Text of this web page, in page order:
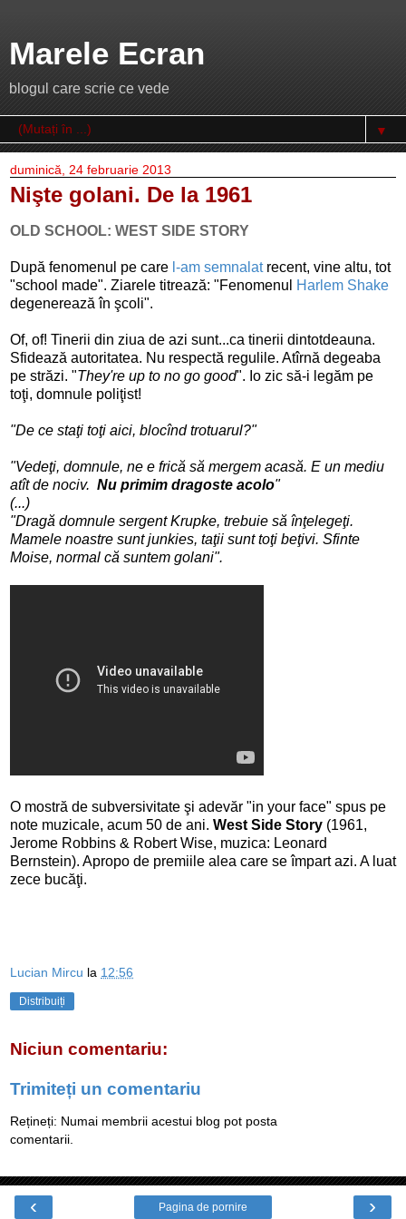
Marele Ecran
blogul care scrie ce vede
▼
duminică, 24 februarie 2013
Nişte golani. De la 1961
OLD SCHOOL: WEST SIDE STORY
După fenomenul pe care l-am semnalatrecent, vine altu, tot
"school made". Ziarele titrează: "Fenomenul
Harlem Shake
degenerează în şcoli".
Of, of! Tinerii din ziua de azi sunt...ca tinerii dintotdeauna.
Sfidează autoritatea. Nu respectă regulile. Atîrnă degeaba
pe străzi. "They're up to no go good". Io zic să-i legăm pe
toţi, domnule poliţist!
"De ce staţi toţi aici, blocînd trotuarul?"
"Vedeţi, domnule, ne e frică să mergem acasă. E un mediu
atît de nociv. Nu primim dragoste acolo"
(...)
"Dragă domnule sergent Krupke, trebuie să înţelegeţi.
Mamele noastre sunt junkies, taţii sunt toţi beţivi. Sfinte
Moise, normal că suntem golani".
O mostră de subversivitate şi adevăr "in your face" spus pe
note muzicale, acum 50 de ani. West Side Story (1961,
Jerome Robbins & Robert Wise, muzica: Leonard
Bernstein). Apropo de premiile alea care se împart azi. A luat
zece bucăţi.
Lucian Mircu la 12:56
Distribuiți
Niciun comentariu:
Trimiteți un comentariu
Rețineți: Numai membrii acestui blog pot posta
comentarii.
‹ ›
Pagina de pornire